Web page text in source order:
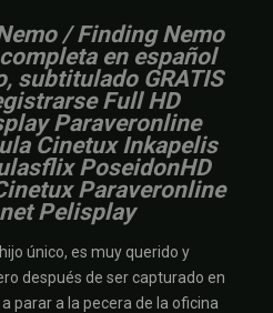
/ Finding Nemo
en español
subtitulado GRATIS
Full HD
Paraveronline
Cinetux Inkapelis
PoseidonHD
Paraveronline
Pelisplay
único, es muy querido y
después de ser capturado en
parar a la pecera de la oficina